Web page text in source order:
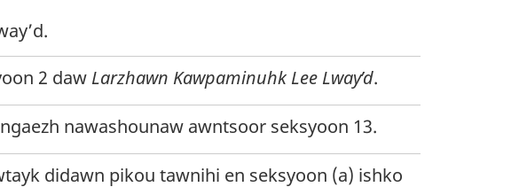
.
2 daw Larzhawn Kawpaminuhk Lee Lway’d.
nawashounaw awntsoor seksyoon 13.
didawn pikou tawnihi en seksyoon (a) ishko